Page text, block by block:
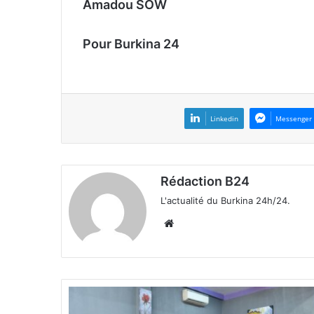
Amadou SOW
Pour Burkina 24
Linkedin Messenger
Rédaction B24
L'actualité du Burkina 24h/24.
te